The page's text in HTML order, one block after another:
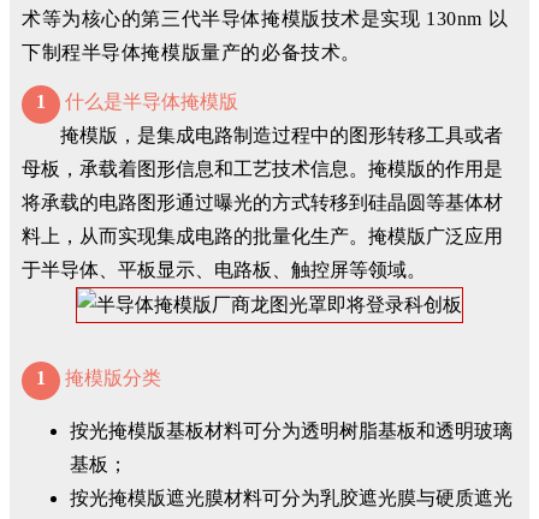
术等为核心的第三代半导体掩模版技术是实现 130nm 以
下制程半导体掩模版量产的必备技术。
1
什么是半导体掩模版
掩模版，是集成电路制造过程中的图形转移工具或者
母板，承载着图形信息和工艺技术信息。掩模版的作用是
将承载的电路图形通过曝光的方式转移到硅晶圆等基体材
料上，从而实现集成电路的批量化生产。掩模版广泛应用
于半导体、平板显示、电路板、触控屏等领域。
1 掩模版分类
按光掩模版基板材料可分为透明树脂基板和透明玻璃
基板；
按光掩模版遮光膜材料可分为乳胶遮光膜与硬质遮光